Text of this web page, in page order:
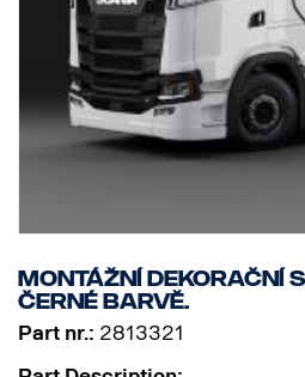
Montážní dekorační
černé barvě.
Part nr.: 2813321